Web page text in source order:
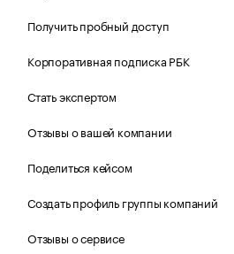
Получить пробный доступ
Корпоративная подписка РБК
Стать экспертом
Отзывы о вашей компании
Поделиться кейсом
Создать профиль группы компаний
Отзывы о сервисе